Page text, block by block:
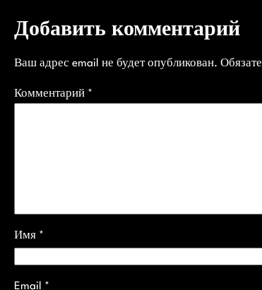
Добавить комментарий
Ваш адрес email не будет опубликован.
Комментарий *
Имя *
Email *